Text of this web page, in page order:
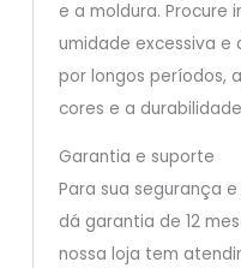
e a moldura. Procure
umidade excessiva e
por longos períodos,
cores e a
Garantia e suporte
Para sua segurança
dá garantia de 12
nossa loja tem